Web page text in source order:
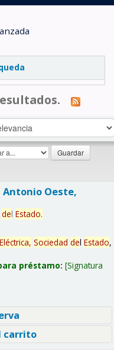
Oeste,
del Estado.
Eléctrica, Sociedad del Estado,
préstamo: Signatura
carrito